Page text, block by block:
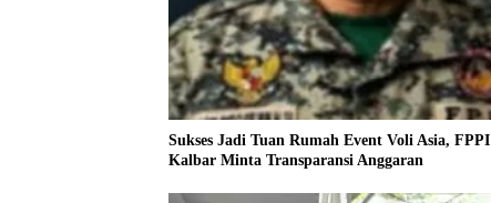
Sukses Jadi Tuan Rumah Event Voli Asia, FPPI
Kalbar Minta Transparansi Anggaran